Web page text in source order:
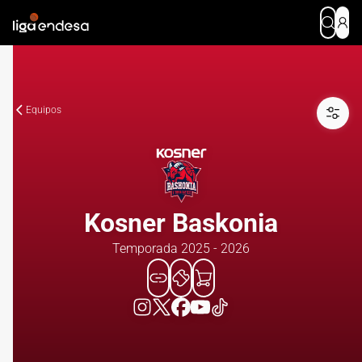
Equipos
Kosner Baskonia
Temporada 2025 - 2026